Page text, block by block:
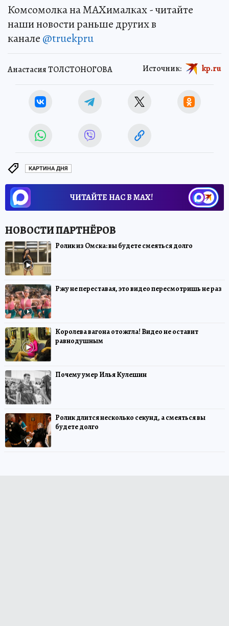
Комсомолка на MAXималках - читайте
наши новости раньше других в
канале @truekpru
Анастасия ТОЛСТОНОГОВА Источник: kp.ru
КАРТИНА ДНЯ
ЧИТАЙТЕ НАС В МАХ!
Ролик из Омска: вы будете смеяться долго
Ржу не переставая, это видео пересмотришь не раз
Королева вагона отожгла! Видео не оставит
равнодушным
Почему умер Илья Кулешин
Ролик длится несколько секунд, а смеяться вы
будете долго